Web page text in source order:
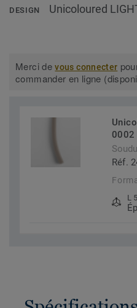
DESIGN Unicoloured
Merci devous connecter
commander en ligne
0002
Réf.
L